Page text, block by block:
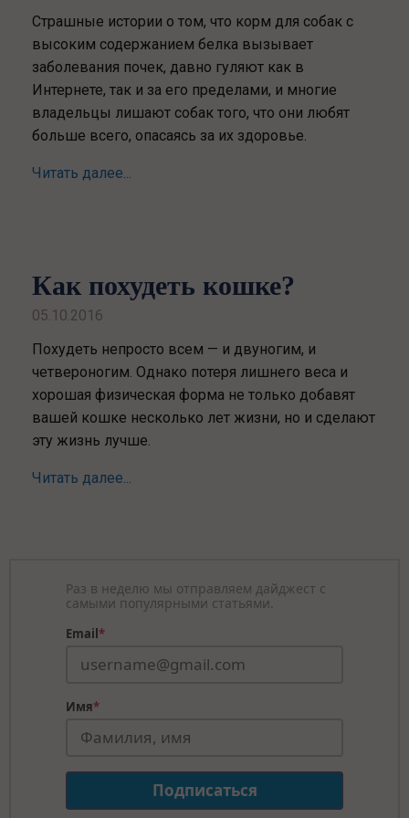
Страшные истории о том, что корм для собак с
высоким содержанием белка вызывает
заболевания почек, давно гуляют как в
Интернете, так и за его пределами, и многие
владельцы лишают собак того, что они любят
больше всего, опасаясь за их здоровье.
Читать далее...
Как похудеть кошке?
05.10.2016
Похудеть непросто всем — и двуногим, и
четвероногим. Однако потеря лишнего веса и
хорошая физическая форма не только добавят
вашей кошке несколько лет жизни, но и сделают
эту жизнь лучше.
Читать далее...
Раз в неделю мы отправляем дайджест с
самыми популярными статьями.
Email*
Имя*
Подписаться